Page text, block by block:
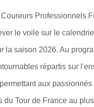
Professionnels
le voile sur le
la saison 2026. Au
répartis sur
aux passionnés
du Tour de France au